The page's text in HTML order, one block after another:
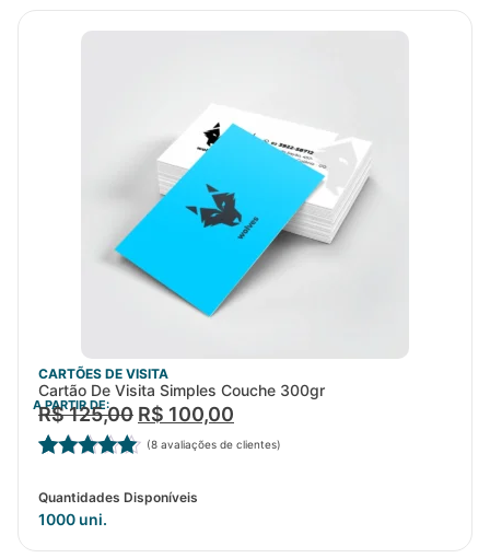
CARTÕES DE VISITA
Cartão De Visita Simples Couche 300gr
A PARTIR DE:
R$125,00 R$ 100,00
como5.00
de 5, com
baseado
em
(8avaliações de clientes)
Quantidades Disponíveis
1000 uni.